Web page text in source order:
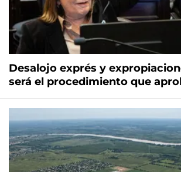
Desalojo exprés y
será el procedimiento que